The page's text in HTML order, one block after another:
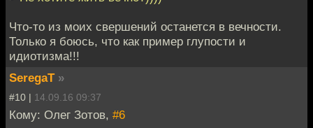
Что-то из моих свершений останется в вечности.
Только я боюсь, что как пример глупости и
идиотизма!!!
SeregaT »
#10 | 14.09.16 09:37
Кому: Олег Зотов, #6